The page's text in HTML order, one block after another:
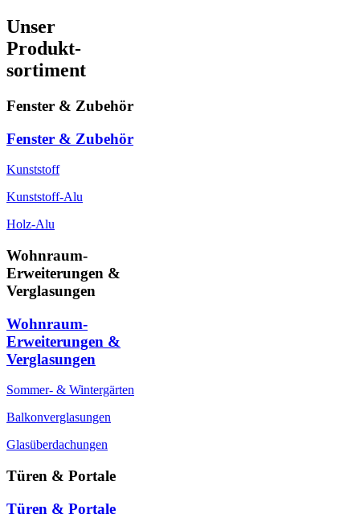
Unser
Produkt-
sortiment
Fenster & Zubehör
Fenster & Zubehör
Kunststoff
Kunststoff-Alu
Holz-Alu
Wohnraum-
Erweiterungen &
Verglasungen
Wohnraum-
Erweiterungen &
Verglasungen
Sommer- & Wintergärten
Balkonverglasungen
Glasüberdachungen
Türen & Portale
Türen & Portale